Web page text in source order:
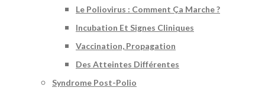
Le Poliovirus : Comment Ça Marche ?
Incubation Et Signes Cliniques
Vaccination, Propagation
Des Atteintes Différentes
Syndrome Post-Polio